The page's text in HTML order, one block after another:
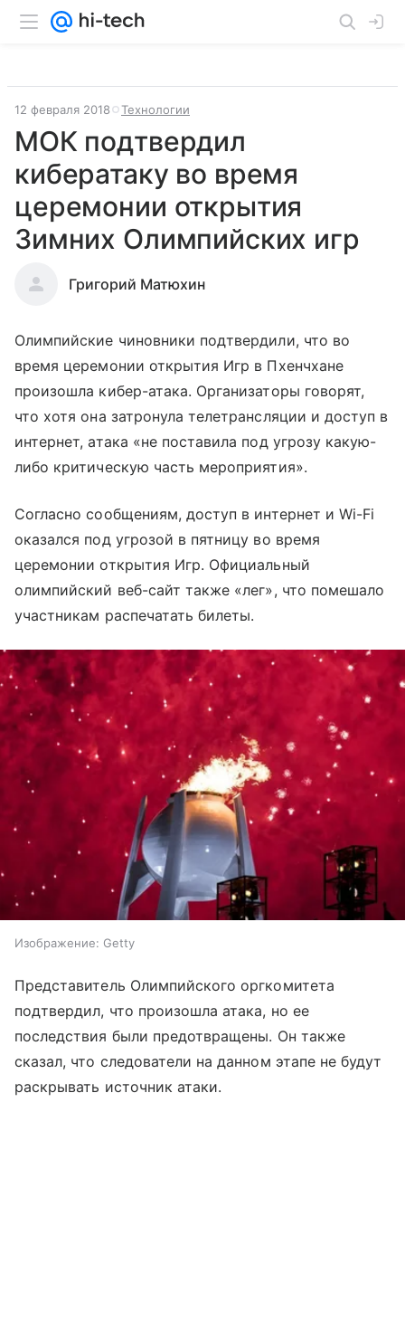
12 февраля 2018 Технологии
МОК подтвердил
кибератаку во время
церемонии открытия
Зимних Олимпийских игр
Григорий Матюхин
Олимпийские чиновники подтвердили, что во
время церемонии открытия Игр в Пхенчхане
произошла кибер-атака. Организаторы говорят,
что хотя она затронула телетрансляции и доступ в
интернет, атака «не поставила под угрозу какую-
либо критическую часть мероприятия».
Согласно сообщениям, доступ в интернет и Wi-Fi
оказался под угрозой в пятницу во время
церемонии открытия Игр. Официальный
олимпийский веб-сайт также «лег», что помешало
участникам распечатать билеты.
Изображение: Getty
Представитель Олимпийского оргкомитета
подтвердил, что произошла атака, но ее
последствия были предотвращены. Он также
сказал, что следователи на данном этапе не будут
раскрывать источник атаки.